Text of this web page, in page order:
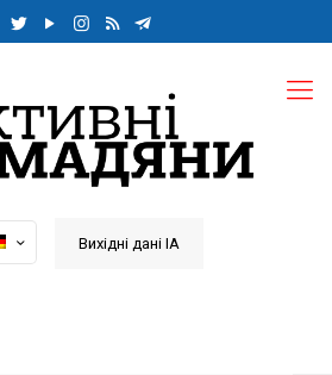
Вихідні дані ІА